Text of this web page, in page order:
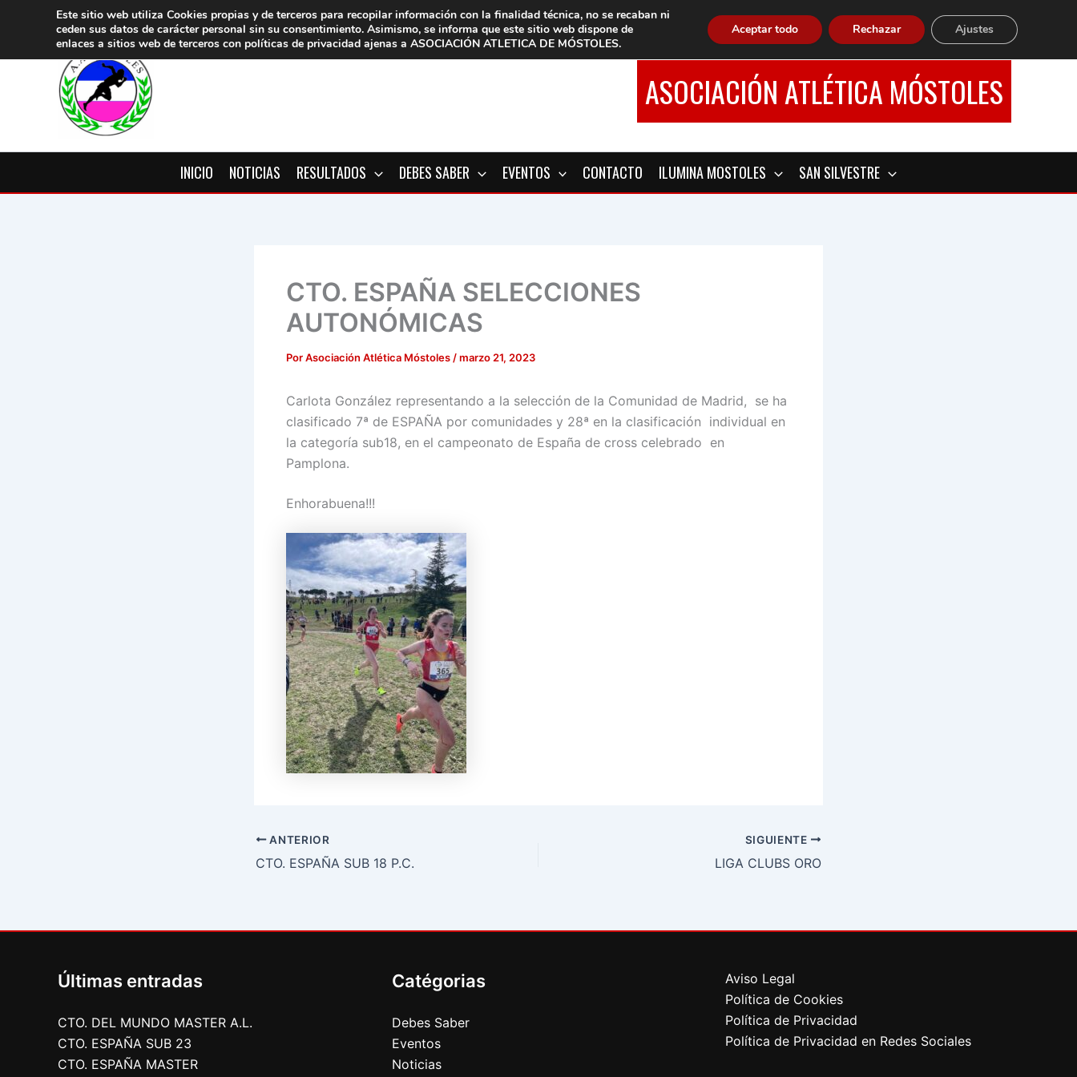
contenido
ASOCIACIÓN ATLÉTICA MÓSTOLES
INICIO NOTICIAS RESULTADOS DEBES SABER EVENTOS CONTACTO ILUMINA MOSTOLES SAN SILVESTRE
CTO. ESPAÑA SELECCIONES
AUTONÓMICAS
PorAsociación Atlética Móstoles /marzo 21, 2023
Carlota González representando a la selección de la Comunidad de Madrid, se ha
clasificado 7ª de ESPAÑA por comunidades y 28ª en la clasificación individual en
la categoría sub18, en el campeonato de España de cross celebrado en
Pamplona.
Enhorabuena!!!
ANTERIOR
CTO. ESPAÑA SUB 18 P.C.
SIGUIENTE
LIGA CLUBS ORO
Últimas entradas
CTO. DEL MUNDO MASTER A.L.
CTO. ESPAÑA SUB 23
CTO. ESPAÑA MASTER
Catégorias
Debes Saber
Eventos
Noticias
Aviso Legal
Política de Cookies
Política de Privacidad
Política de Privacidad en Redes Sociales
Este sitio web utiliza Cookies propias y de terceros para recopilar información con la finalidad técnica, no se recaban ni
ceden sus datos de carácter personal sin su consentimiento. Asimismo, se informa que este sitio web dispone de
enlaces a sitios web de terceros con políticas de privacidad ajenas a ASOCIACIÓN ATLETICA DE MÓSTOLES.
Aceptar todo Rechazar Ajustes